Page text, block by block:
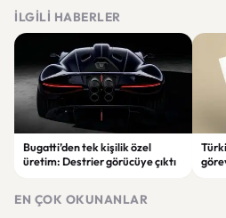
İLGILI HABERLER
Bugatti’den tek kişilik özel
üretim: Destrier görücüye çıktı
EN ÇOK OKUNANLAR